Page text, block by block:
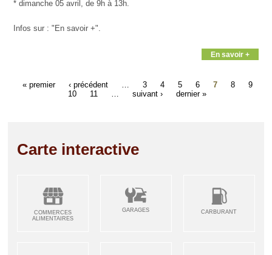
* dimanche 05 avril, de 9h à 13h.
Infos sur : "En savoir +".
En savoir +
« premier ‹ précédent 3 4 5 6 7 8
9
10
11 suivant › dernier »
Carte interactive
COMMERCES
ALIMENTAIRES
GARAGES CARBURANT